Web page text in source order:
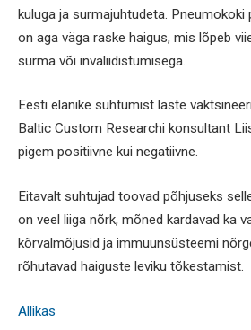
kuluga ja surmajuhtudeta.
on aga väga raske haigus, mis lõpeb
surma või invaliidistumisega.
Eesti elanike suhtumist laste
Baltic Custom Researchi konsultant
pigem positiivne kui negatiivne.
Eitavalt suhtujad toovad põhjuseks
on veel liiga nõrk, mõned kardavad ka
kõrvalmõjusid ja immuunsüsteemi
rõhutavad haiguste leviku tõkestamist.
Allikas